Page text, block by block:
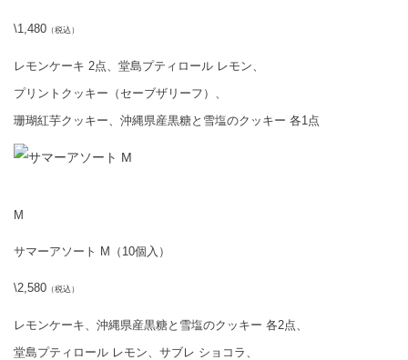
\1,480 （税込）
レモンケーキ 2点、堂島プティロール レモン、
プリントクッキー（セーブザリーフ）、
珊瑚紅芋クッキー、沖縄県産黒糖と雪塩のクッキー 各1点
M
サマーアソート M（10個入）
\2,580 （税込）
レモンケーキ、沖縄県産黒糖と雪塩のクッキー 各2点、
堂島プティロール レモン、サブレ ショコラ、